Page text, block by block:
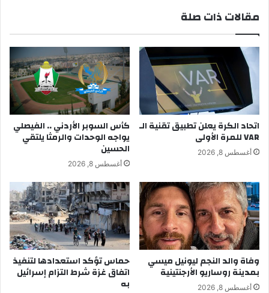
مقالات ذات صلة
اتحاد الكرة يعلن تطبيق تقنية الـ
VAR للمرة الأولى
أغسطس 8, 2026
كأس السوبر الأردني .. الفيصلي
يواجه الوحدات والرمثا يلتقي
الحسين
أغسطس 8, 2026
وفاة والد النجم ليونيل ميسي
بمدينة روساريو الأرجنتينية
أغسطس 8, 2026
حماس تؤكد استعدادها لتنفيذ
اتفاق غزة شرط التزام إسرائيل
به